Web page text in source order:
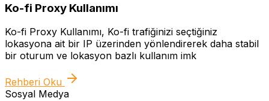
Ko-fi Proxy Kullanımı
Ko-fi Proxy Kullanımı, Ko-fi trafiğinizi seçtiğiniz
lokasyona ait bir IP üzerinden yönlendirerek daha stabil
bir oturum ve lokasyon bazlı kullanım imk
Rehberi Oku
Sosyal Medya